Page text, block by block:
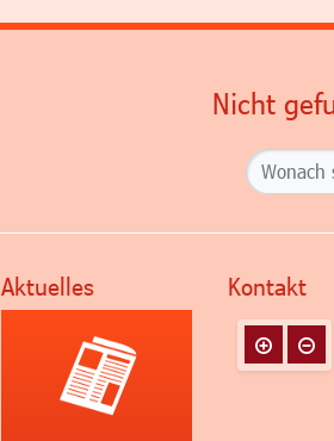
Nicht
Aktuelles Kontakt